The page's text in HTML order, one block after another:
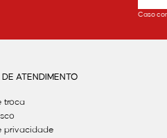
Caso
ATENDIMENTO
troca
privacidade